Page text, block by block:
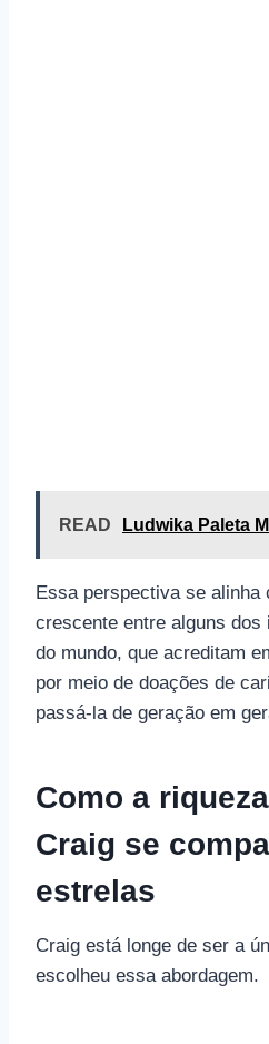
READ Ludwika Paleta
Essa perspectiva se alinha
crescente entre alguns
do mundo, que acreditam
por meio de doações de
passá-la de geração em
Como a
Craig se
estrelas
Craig está longe de ser a
escolheu essa abordagem.